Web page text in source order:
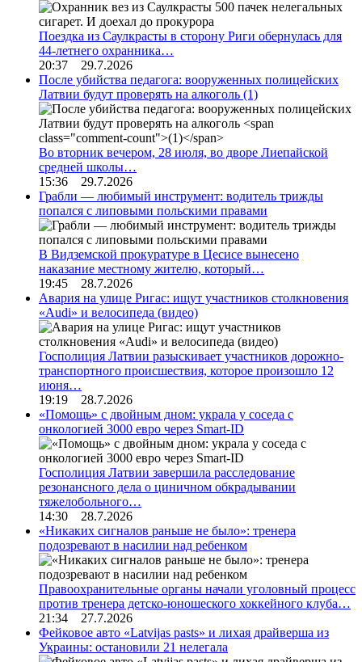
Поездка из Саулкрасты в сторону Риги обернулась для
44-летнего охранника…
20:37 29.7.2026
После убийства педагога: вооруженных полицейских
Латвии будут проверять на алкоголь (1)
Во вторник вечером, 28 июля, во дворе Лиепайской
средней школы…
15:36 29.7.2026
Грабли — любимый инструмент: водитель трижды
попался с липовыми польскими правами
В Видземской прокуратуре в Цесисе вынесено
наказание местному жителю, который…
19:45 28.7.2026
Авария на улице Ригас: ищут участников столкновения
«Audi» и велосипеда (видео)
Госполиция Латвии разыскивает участников дорожно-
транспортного происшествия, которое произошло 12
июня…
19:19 28.7.2026
«Помощь» с двойным дном: украла у соседа с
онкологией 3000 евро через Smart-ID
Госполиция Латвии завершила расследование
резонансного дела о циничном обкрадывании
тяжелобольного…
14:30 28.7.2026
«Никаких сигналов раньше не было»: тренера
подозревают в насилии над ребенком
Правоохранительные органы начали уголовный процесс
против тренера детско-юношеского хоккейного клуба…
21:34 27.7.2026
Фейковое авто «Latvijas pasts» и лихая драйверша из
Украины: остановили 21 нелегала